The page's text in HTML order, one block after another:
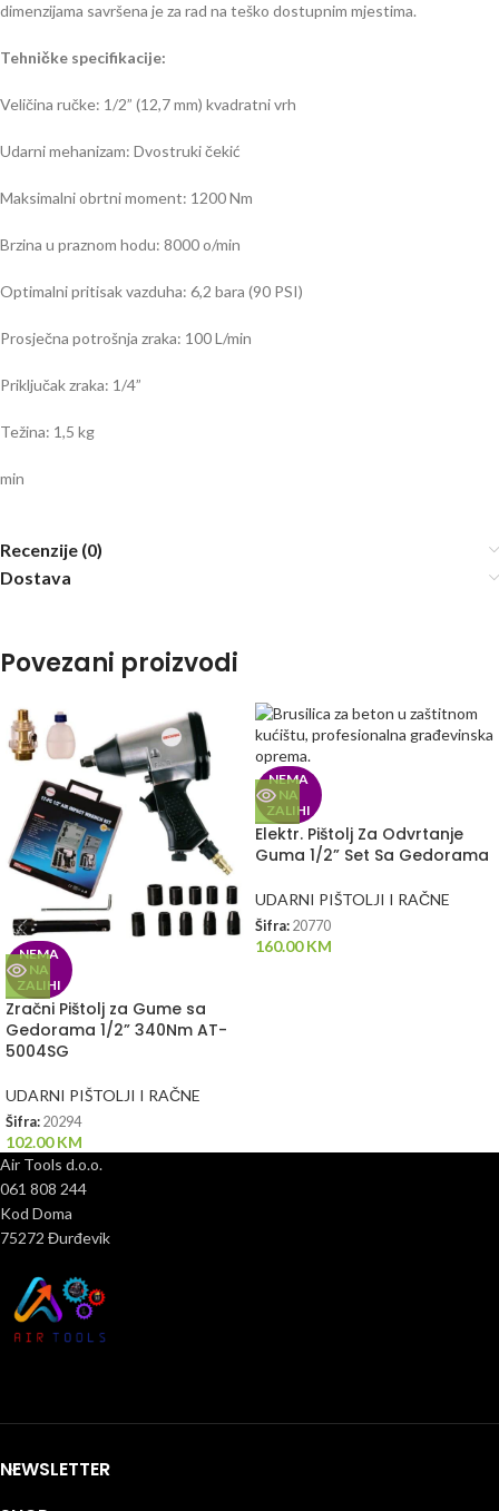
dimenzijama savršena je za rad na teško dostupnim mjestima.
Tehničke specifikacije:
Veličina ručke: 1/2” (12,7 mm) kvadratni vrh
Udarni mehanizam: Dvostruki čekić
Maksimalni obrtni moment: 1200 Nm
Brzina u praznom hodu: 8000 o/min
Optimalni pritisak vazduha: 6,2 bara (90 PSI)
Prosječna potrošnja zraka: 100 L/min
Priključak zraka: 1/4”
Težina: 1,5 kg
min
Recenzije (0)
Dostava
Povezani proizvodi
NEMA
NA
ZALIHI
Zračni Pištolj za Gume sa
Gedorama 1/2” 340Nm AT-
5004SG
UDARNI PIŠTOLJI I RAČNE
Šifra: 20294
102.00KM
NEMA
NA
ZALIHI
Elektr. Pištolj Za Odvrtanje
Guma 1/2” Set Sa Gedorama
UDARNI PIŠTOLJI I RAČNE
Šifra: 20770
160.00KM
Air Tools d.o.o.
061 808 244
Kod Doma
75272 Đurđevik
NEWSLETTER